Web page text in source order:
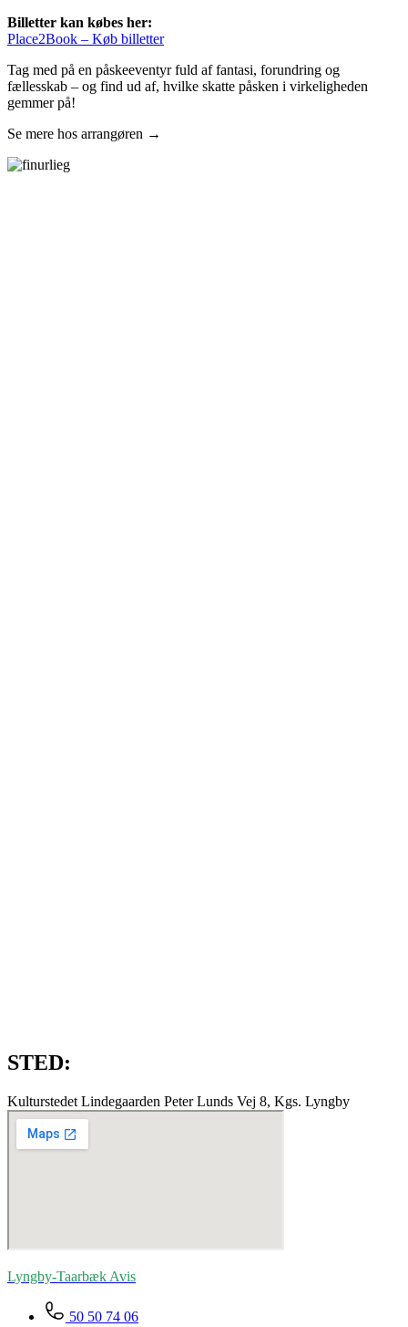
Billetter kan købes her:
Place2Book – Køb billetter
Tag med på en påskeeventyr fuld af fantasi, forundring og
fællesskab – og find ud af, hvilke skatte påsken i virkeligheden
gemmer på!
Se mere hos arrangøren →
STED:
Kulturstedet Lindegaarden Peter Lunds Vej 8, Kgs. Lyngby
Lyngby-Taarbæk Avis
50 50 74 06